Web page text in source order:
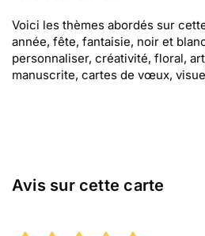
Voici les thèmes abordés sur
année, fête, fantaisie, noir et
personnaliser, créativité, floral,
manuscrite, cartes de vœux,
Avis sur cette carte